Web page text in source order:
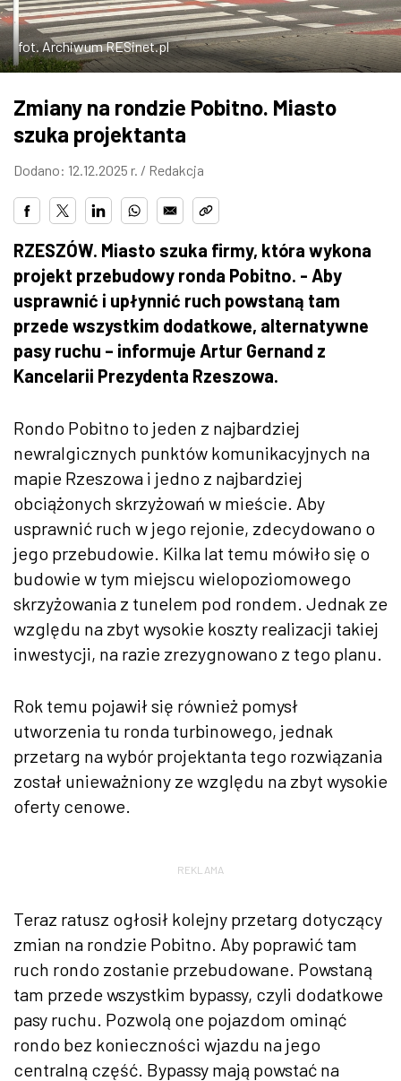
ZDJĘCIA
W RZESZOWIE
fot. Archiwum RESinet.pl
Zmiany na rondzie Pobitno. Miasto
szuka projektanta
Dodano: 12.12.2025 r. / Redakcja
RZESZÓW. Miasto szuka firmy, która wykona
projekt przebudowy ronda Pobitno. - Aby
usprawnić i upłynnić ruch powstaną tam
przede wszystkim dodatkowe, alternatywne
pasy ruchu – informuje Artur Gernand z
Kancelarii Prezydenta Rzeszowa.
Rondo Pobitno to jeden z najbardziej
newralgicznych punktów komunikacyjnych na
mapie Rzeszowa i jedno z najbardziej
obciążonych skrzyżowań w mieście. Aby
usprawnić ruch w jego rejonie, zdecydowano o
jego przebudowie. Kilka lat temu mówiło się o
budowie w tym miejscu wielopoziomowego
skrzyżowania z tunelem pod rondem. Jednak ze
względu na zbyt wysokie koszty realizacji takiej
inwestycji, na razie zrezygnowano z tego planu.
Rok temu pojawił się również pomysł
utworzenia tu ronda turbinowego, jednak
przetarg na wybór projektanta tego rozwiązania
został unieważniony ze względu na zbyt wysokie
oferty cenowe.
REKLAMA
Teraz ratusz ogłosił kolejny przetarg dotyczący
zmian na rondzie Pobitno. Aby poprawić tam
ruch rondo zostanie przebudowane. Powstaną
tam przede wszystkim bypassy, czyli dodatkowe
pasy ruchu. Pozwolą one pojazdom ominąć
rondo bez konieczności wjazdu na jego
centralną część. Bypassy mają powstać na